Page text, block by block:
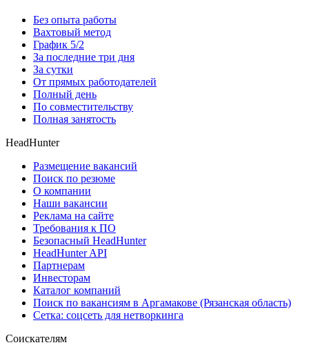
Без опыта работы
Вахтовый метод
График 5/2
За последние три дня
За сутки
От прямых работодателей
Полный день
По совместительству
Полная занятость
HeadHunter
Размещение вакансий
Поиск по резюме
О компании
Наши вакансии
Реклама на сайте
Требования к ПО
Безопасный HeadHunter
HeadHunter API
Партнерам
Инвесторам
Каталог компаний
Поиск по вакансиям в Аргамакове (Рязанская область)
Сетка: соцсеть для нетворкинга
Соискателям